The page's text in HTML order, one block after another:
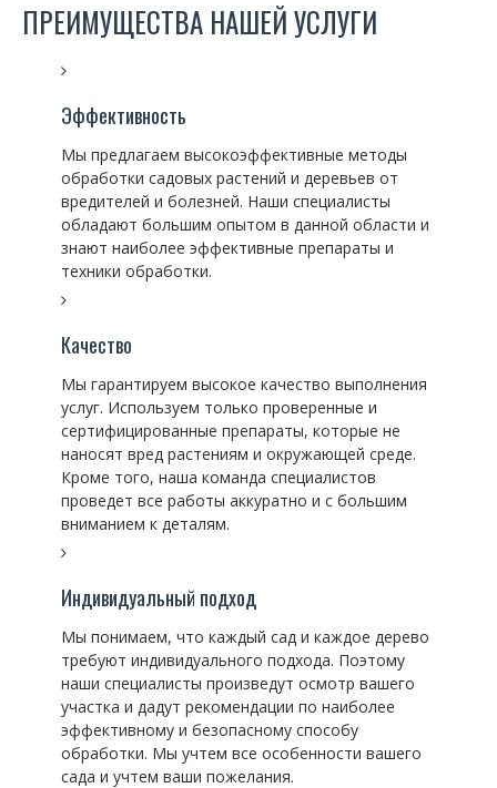
ПРЕИМУЩЕСТВА НАШЕЙ УСЛУГИ
Эффективность
Мы предлагаем высокоэффективные методы
обработки садовых растений и деревьев от
вредителей и болезней. Наши специалисты
обладают большим опытом в данной области и
знают наиболее эффективные препараты и
техники обработки.
Качество
Мы гарантируем высокое качество выполнения
услуг. Используем только проверенные и
сертифицированные препараты, которые не
наносят вред растениям и окружающей среде.
Кроме того, наша команда специалистов
проведет все работы аккуратно и с большим
вниманием к деталям.
Индивидуальный подход
Мы понимаем, что каждый сад и каждое дерево
требуют индивидуального подхода. Поэтому
наши специалисты произведут осмотр вашего
участка и дадут рекомендации по наиболее
эффективному и безопасному способу
обработки. Мы учтем все особенности вашего
сада и учтем ваши пожелания.